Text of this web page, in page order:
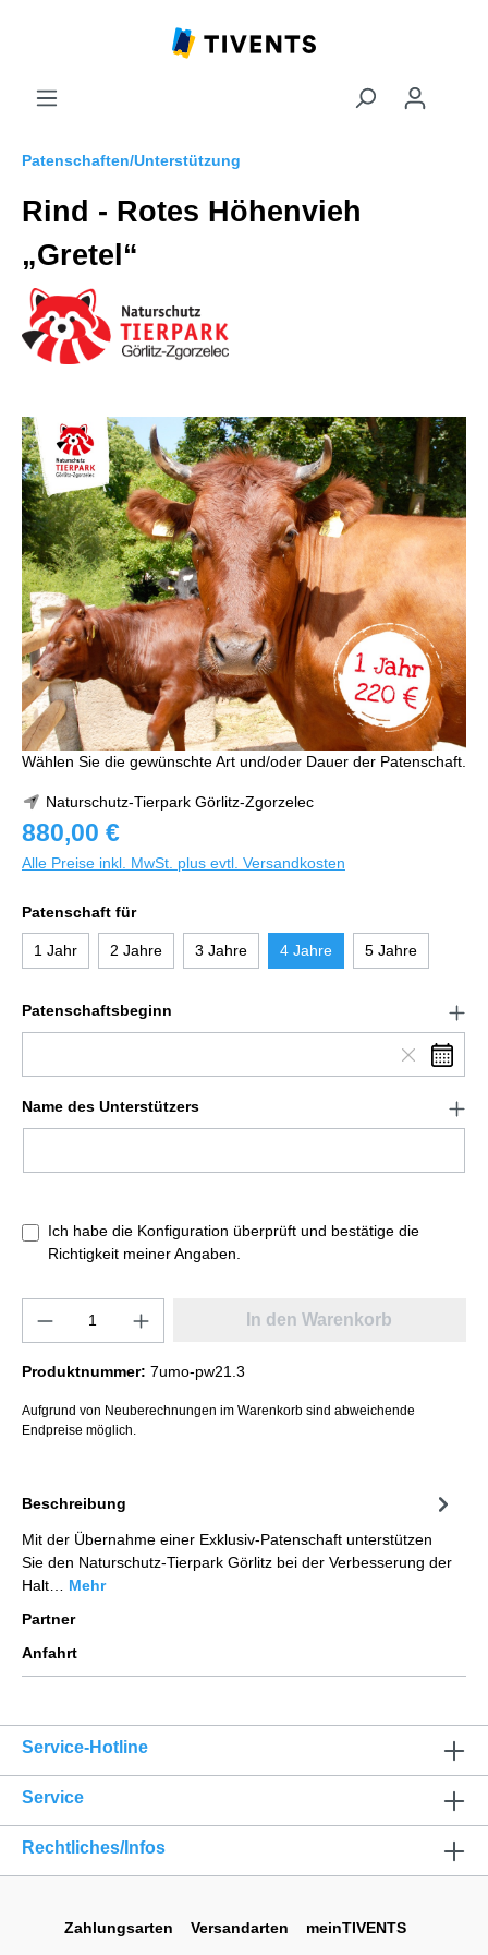
Patenschaften/Unterstützung
Rind - Rotes Höhenvieh
„Gretel“
Wählen Sie die gewünschte Art und/oder Dauer der Patenschaft.
Naturschutz-Tierpark Görlitz-Zgorzelec
880,00 €
Alle Preise inkl. MwSt. plus evtl. Versandkosten
Patenschaft für
1 Jahr 2 Jahre 3 Jahre 4 Jahre 5 Jahre
Patenschaftsbeginn
Name des Unterstützers
Ich habe die Konfiguration überprüft und bestätige die
Richtigkeit meiner Angaben.
In den Warenkorb
Produktnummer: 7umo-pw21.3
Aufgrund von Neuberechnungen im Warenkorb sind abweichende
Endpreise möglich.
Beschreibung
Mit der Übernahme einer Exklusiv-Patenschaft unterstützen
Sie den Naturschutz-Tierpark Görlitz bei der Verbesserung der
Halt… Mehr
Partner
Anfahrt
Service-Hotline
Service
Rechtliches/Infos
Zahlungsarten Versandarten
meinTIVENTS